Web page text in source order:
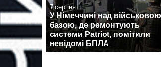
7 серпня
У Німеччині над військовою
базою, де ремонтують
системи Patriot, помітили
невідомі БПЛА